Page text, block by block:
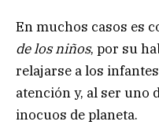
En muchos casos es
de los niños, por su
relajarse a los
atención y, al ser uno
inocuos de planeta.